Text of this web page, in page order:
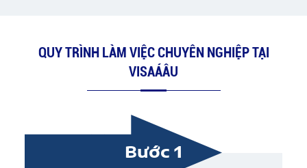
QUY TRÌNH LÀM VIỆC CHUYÊN NGHIỆP TẠI
VISAÁÂU
Bước 1